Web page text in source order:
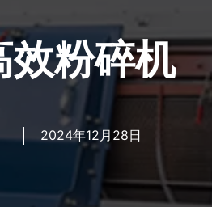
效粉碎机
2024年12月28日